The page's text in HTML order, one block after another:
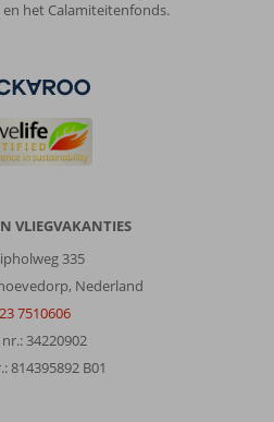
en het Calamiteitenfonds.
VLIEGVAKANTIES
335
Nederland
7510606
nr.: 34220902
814395892 B01